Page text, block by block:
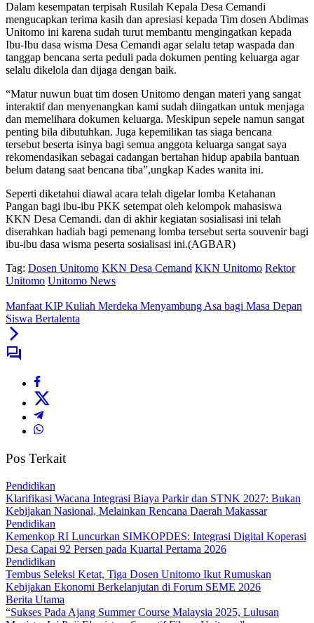
Dalam kesempatan terpisah Rusilah Kepala Desa Cemandi
mengucapkan terima kasih dan apresiasi kepada Tim dosen Abdimas
Unitomo ini karena sudah turut membantu mengingatkan kepada
Ibu-Ibu dasa wisma Desa Cemandi agar selalu tetap waspada dan
tanggap bencana serta peduli pada dokumen penting keluarga agar
selalu dikelola dan dijaga dengan baik.
“Matur nuwun buat tim dosen Unitomo dengan materi yang sangat
interaktif dan menyenangkan kami sudah diingatkan untuk menjaga
dan memelihara dokumen keluarga. Meskipun sepele namun sangat
penting bila dibutuhkan. Juga kepemilikan tas siaga bencana
tersebut beserta isinya bagi semua anggota keluarga sangat saya
rekomendasikan sebagai cadangan bertahan hidup apabila bantuan
belum datang saat bencana tiba”,ungkap Kades wanita ini.
Seperti diketahui diawal acara telah digelar lomba Ketahanan
Pangan bagi ibu-ibu PKK setempat oleh kelompok mahasiswa
KKN Desa Cemandi. dan di akhir kegiatan sosialisasi ini telah
diserahkan hadiah bagi pemenang lomba tersebut serta souvenir bagi
ibu-ibu dasa wisma peserta sosialisasi ini.(AGBAR)
Tag: Dosen Unitomo KKN Desa Cemand KKN Unitomo Rektor
Unitomo Unitomo News
Manfaat KIP Kuliah Merdeka Menyambung Asa bagi Masa Depan
Siswa Bertalenta
Pos Terkait
Pendidikan
Klarifikasi Wacana Integrasi Biaya Parkir dan STNK 2027: Bukan
Kebijakan Nasional, Melainkan Rencana Daerah Makassar
Pendidikan
Kemenkop RI Luncurkan SIMKOPDES: Integrasi Digital Koperasi
Desa Capai 92 Persen pada Kuartal Pertama 2026
Pendidikan
Tembus Seleksi Ketat, Tiga Dosen Unitomo Ikut Rumuskan
Kebijakan Ekonomi Berkelanjutan di Forum SEME 2026
Berita Utama
“Sukses Pada Ajang Summer Course Malaysia 2025, Lulusan